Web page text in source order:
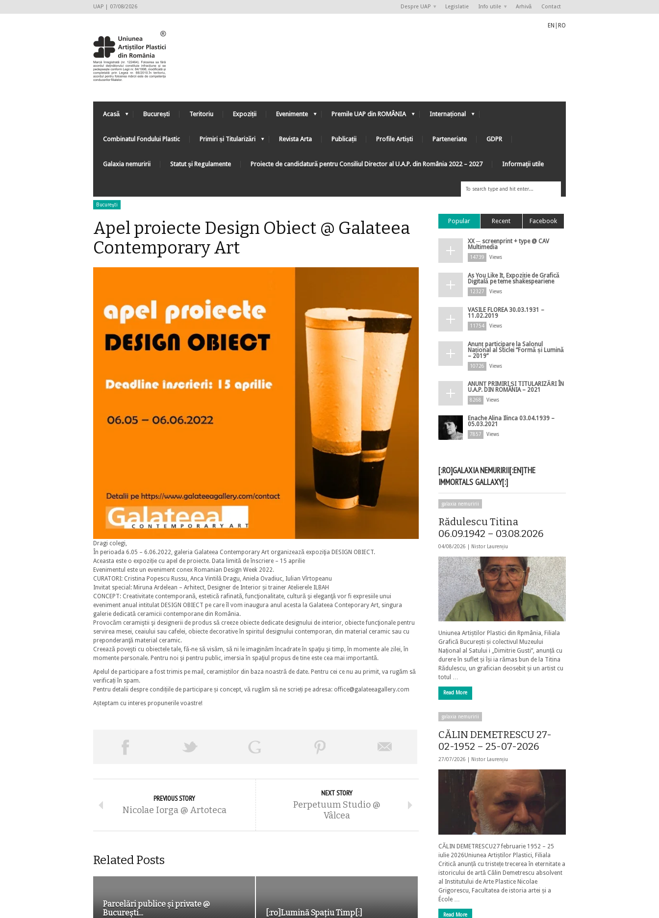
UAP | 07/08/2026 Despre UAP Legislatie Info utile Arhivă Contact
EN RO
Acasă București Teritoriu Expoziții Evenimente Premile UAP din ROMÂNIA Internațional
Combinatul Fondului Plastic Primiri și Titularizări Revista Arta Publicații Profile Artiști Parteneriate GDPR
Galaxia nemuririi Statut şi Regulamente Proiecte de candidatură pentru Consiliul Director al U.A.P. din România 2022 – 2027 Informaţii utile
Bucureşti
Apel proiecte Design Obiect @ Galateea
Contemporary Art
Dragi colegi,
În perioada 6.05 – 6.06.2022, galeria Galateea Contemporary Art organizează expoziţia DESIGN OBIECT.
Aceasta este o expoziție cu apel de proiecte. Data limită de înscriere – 15 aprilie
Evenimentul este un eveniment conex Romanian Design Week 2022.
CURATORI: Cristina Popescu Russu, Anca Vintilă Dragu, Aniela Ovadiuc, Iulian Vîrtopeanu
Invitat special: Miruna Ardelean – Arhitect, Designer de Interior și trainer Atelierele ILBAH
CONCEPT: Creativitate contemporană, estetică rafinată, funcţionalitate, cultură şi eleganţă vor fi expresiile unui
eveniment anual intitulat DESIGN OBIECT pe care îl vom inaugura anul acesta la Galateea Conteporary Art, singura
galerie dedicată ceramicii contemporane din România.
Provocăm ceramiştii şi designerii de produs să creeze obiecte dedicate designului de interior, obiecte funcţionale pentru
servirea mesei, ceaiului sau cafelei, obiecte decorative în spiritul designului contemporan, din material ceramic sau cu
preponderanţă material ceramic.
Creează poveşti cu obiectele tale, fă-ne să visăm, să ni le imaginăm încadrate în spaţiu şi timp, în momente ale zilei, în
momente personale. Pentru noi şi pentru public, imersia în spaţiul propus de tine este cea mai importantă.
Apelul de participare a fost trimis pe mail, ceramiștilor din baza noastră de date. Pentru cei ce nu au primit, va rugăm să
verificați în spam.
Pentru detalii despre condițiile de participare și concept, vă rugăm să ne scrieți pe adresa: office@galateeagallery.com
Așteptam cu interes propunerile voastre!
PREVIOUS STORY
Nicolae Iorga @ Artoteca
NEXT STORY
Perpetuum Studio @
Vâlcea
Related Posts
Parcelări publice și private @
București...
[:ro]Lumină Spațiu Timp[:]
Popular Recent Facebook
XX ─ screenprint + type @ CAV
Multimedia
14739 Views
As You Like It, Expoziție de Grafică
Digitală pe teme shakespeariene
12327 Views
VASILE FLOREA 30.03.1931 –
11.02.2019
11754 Views
Anunț participare la Salonul
Național al Sticlei ”Formă și Lumină
– 2019”
10726 Views
ANUNȚ PRIMIRI ȘI TITULARIZĂRI ÎN
U.A.P. DIN ROMÂNIA – 2021
8268 Views
Enache Alina Ilinca 03.04.1939 –
05.03.2021
7857 Views
[:RO]GALAXIA NEMURIRII[:EN]THE
IMMORTALS GALLAXY[:]
galaxia nemuririi
Rădulescu Titina
06.09.1942 – 03.08.2026
04/08/2026 | Nistor Laurențiu
Uniunea Artiștilor Plastici din Rpmânia, Filiala
Grafică București și colectivul Muzeului
Național al Satului i „Dimitrie Gusti”, anunță cu
durere în suflet și își ia rămas bun de la Titina
Rădulescu, un grafician deosebit și un artist cu
totul …
Read More
galaxia nemuririi
CĂLIN DEMETRESCU 27-
02-1952 – 25-07-2026
27/07/2026 | Nistor Laurențiu
CĂLIN DEMETRESCU27 februarie 1952 – 25
iulie 2026Uniunea Artiștilor Plastici, Filiala
Critică anunță cu tristețe trecerea în eternitate a
istoricului de artă Călin Demetrescu absolvent
al Institutului de Arte Plastice Nicolae
Grigorescu, Facultatea de istoria artei și a
École …
Read More